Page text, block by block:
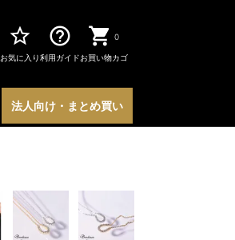
star_border
お気に入り
help_outline
利用ガイド
0
お買い物カゴ
法人向け・まとめ買い